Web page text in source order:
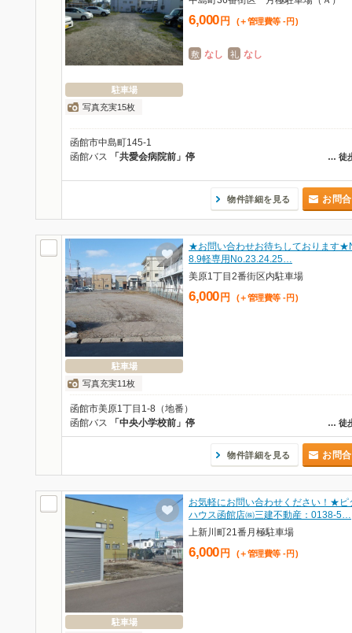
駐車場
写真充実15枚
6,000 円 (＋管理費等 - 円 )
敷 なし 礼 なし
函館市中島町145-1
… 徒
函館バス 「共愛会病院前」停
物件詳細を見る お問
駐車場
写真充実11枚
★お問い合わせお待ちしております
8.9軽専用No.23.24.25…
美原1丁目2番街区内駐車場
6,000 円 (＋管理費等 - 円 )
函館市美原1丁目1-8（地番）
… 徒
函館バス 「中央小学校前」停
物件詳細を見る お問
駐車場
お気軽にお問い合わせください！★ピ
ハウス函館店㈱三建不動産：0138-5…
上新川町21番月極駐車場
6,000 円 (＋管理費等 - 円 )